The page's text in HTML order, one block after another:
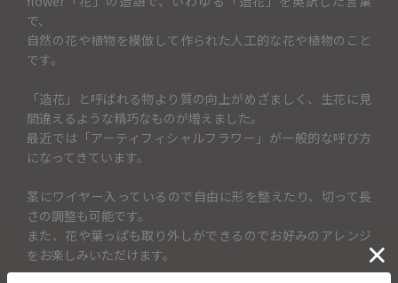
で、
自然の花や植物を模倣して作られた人工的な花や植物のこと
です。
「造花」と呼ばれる物より質の向上がめざましく、生花に見
間違えるような精巧なものが増えました。
最近では「アーティフィシャルフラワー」が一般的な呼び方
になってきています。
茎にワイヤー入っているので自由に形を整えたり、切って長
さの調整も可能です。
また、花や葉っぱも取り外しができるのでお好みのアレンジ
をお楽しみいただけます。